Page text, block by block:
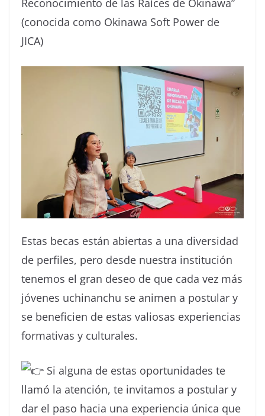
Reconocimiento de las Raíces de Okinawa”
(conocida como Okinawa Soft Power de
JICA)
Estas becas están abiertas a una diversidad
de perfiles, pero desde nuestra institución
tenemos el gran deseo de que cada vez más
jóvenes uchinanchu se animen a postular y
se beneficien de estas valiosas experiencias
formativas y culturales.
Si alguna de estas oportunidades te
llamó la atención, te invitamos a postular y
dar el paso hacia una experiencia única que